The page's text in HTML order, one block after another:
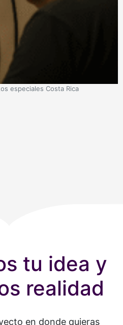
especiales Costa Rica
tu idea y
realidad
en donde quieras